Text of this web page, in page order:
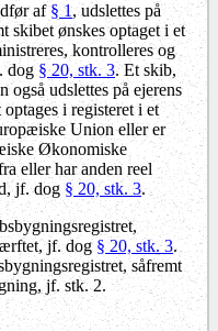
af§ 1, udslettes på
skibet ønskes optaget i et
kontrolleres og
dog§ 20, stk. 3. Et skib,
også udslettes på ejerens
i registeret i et
Union eller er
Økonomiske
eller har anden reel
jf. dog § 20, stk. 3.
jf. dog § 20, stk. 3.
såfremt
jf. stk. 2.